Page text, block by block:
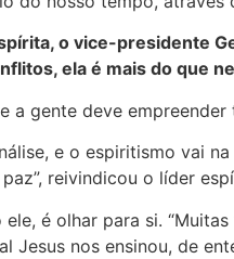
o vice-presidente
ela é mais do que
a gente deve
e o espiritismo vai
reivindicou o líder
é olhar para si.
Jesus nos ensinou, de